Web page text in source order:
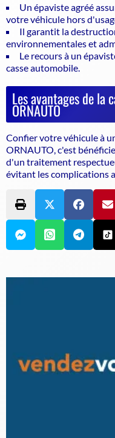
Un épaviste agréé
votre véhicule hors
Il garantit la
environnementales et
Le recours à un
casse automobile.
Les avantages de la
ORNAUTO
Confier votre véhicule à
ORNAUTO, c'est
d'un traitement
évitant les complications